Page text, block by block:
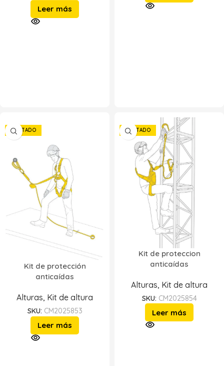
Leer más
AGOTADO
Kit de protección
anticaídas
Alturas, Kit de altura
SKU: CM2025853
Leer más
AGOTADO
Kit de proteccion
anticaídas
Alturas, Kit de altura
SKU: CM2025854
Leer más